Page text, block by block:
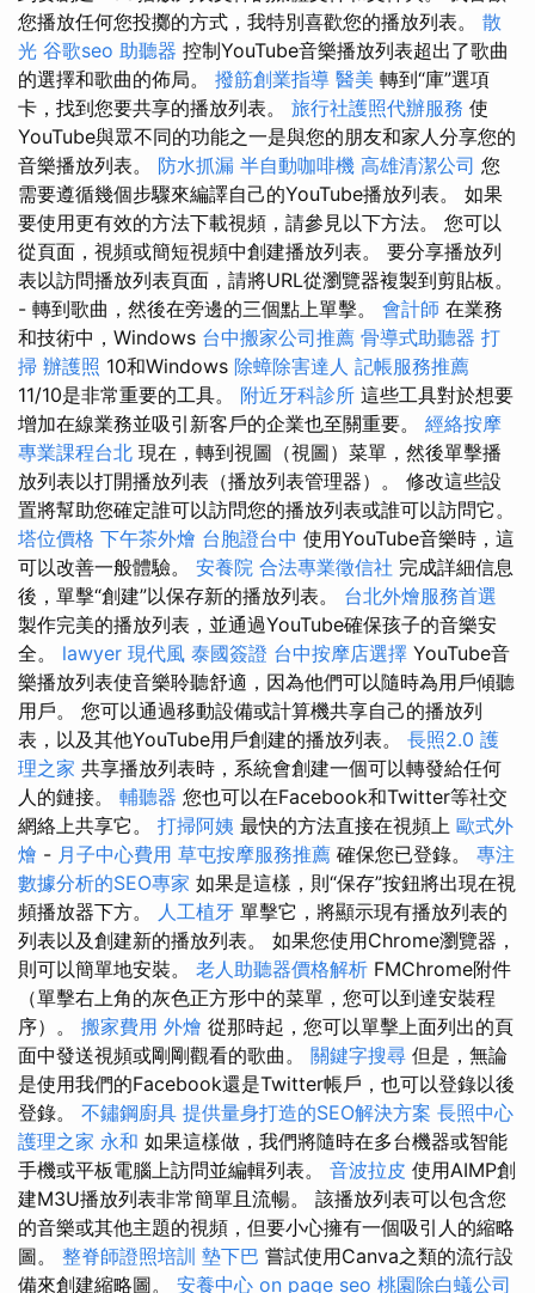
您播放任何您投擲的方式，我特別喜歡您的播放列表。 散
光 谷歌seo 助聽器 控制YouTube音樂播放列表超出了歌曲
的選擇和歌曲的佈局。 撥筋創業指導 醫美 轉到“庫”選項
卡，找到您要共享的播放列表。 旅行社護照代辦服務 使
YouTube與眾不同的功能之一是與您的朋友和家人分享您的
音樂播放列表。 防水抓漏 半自動咖啡機 高雄清潔公司 您
需要遵循幾個步驟來編譯自己的YouTube播放列表。 如果
要使用更有效的方法下載視頻，請參見以下方法。 您可以
從頁面，視頻或簡短視頻中創建播放列表。 要分享播放列
表以訪問播放列表頁面，請將URL從瀏覽器複製到剪貼板。
- 轉到歌曲，然後在旁邊的三個點上單擊。 會計師 在業務
和技術中，Windows 台中搬家公司推薦 骨導式助聽器 打
掃 辦護照 10和Windows 除蟑除害達人 記帳服務推薦
11/10是非常重要的工具。 附近牙科診所 這些工具對於想要
增加在線業務並吸引新客戶的企業也至關重要。 經絡按摩
專業課程台北 現在，轉到視圖（視圖）菜單，然後單擊播
放列表以打開播放列表（播放列表管理器）。 修改這些設
置將幫助您確定誰可以訪問您的播放列表或誰可以訪問它。
塔位價格 下午茶外燴 台胞證台中 使用YouTube音樂時，這
可以改善一般體驗。 安養院 合法專業徵信社 完成詳細信息
後，單擊“創建”以保存新的播放列表。 台北外燴服務首選
製作完美的播放列表，並通過YouTube確保孩子的音樂安
全。 lawyer 現代風 泰國簽證 台中按摩店選擇 YouTube音
樂播放列表使音樂聆聽舒適，因為他們可以隨時為用戶傾聽
用戶。 您可以通過移動設備或計算機共享自己的播放列
表，以及其他YouTube用戶創建的播放列表。 長照2.0 護
理之家 共享播放列表時，系統會創建一個可以轉發給任何
人的鏈接。 輔聽器 您也可以在Facebook和Twitter等社交
網絡上共享它。 打掃阿姨 最快的方法直接在視頻上 歐式外
燴 - 月子中心費用 草屯按摩服務推薦 確保您已登錄。 專注
數據分析的SEO專家 如果是這樣，則“保存”按鈕將出現在視
頻播放器下方。 人工植牙 單擊它，將顯示現有播放列表的
列表以及創建新的播放列表。 如果您使用Chrome瀏覽器，
則可以簡單地安裝。 老人助聽器價格解析 FMChrome附件
（單擊右上角的灰色正方形中的菜單，您可以到達安裝程
序）。 搬家費用 外燴 從那時起，您可以單擊上面列出的頁
面中發送視頻或剛剛觀看的歌曲。 關鍵字搜尋 但是，無論
是使用我們的Facebook還是Twitter帳戶，也可以登錄以後
登錄。 不鏽鋼廚具 提供量身打造的SEO解決方案 長照中心
護理之家 永和 如果這樣做，我們將隨時在多台機器或智能
手機或平板電腦上訪問並編輯列表。 音波拉皮 使用AIMP創
建M3U播放列表非常簡單且流暢。 該播放列表可以包含您
的音樂或其他主題的視頻，但要小心擁有一個吸引人的縮略
圖。 整脊師證照培訓 墊下巴 嘗試使用Canva之類的流行設
備來創建縮略圖。 安養中心 on page seo 桃園除白蟻公司